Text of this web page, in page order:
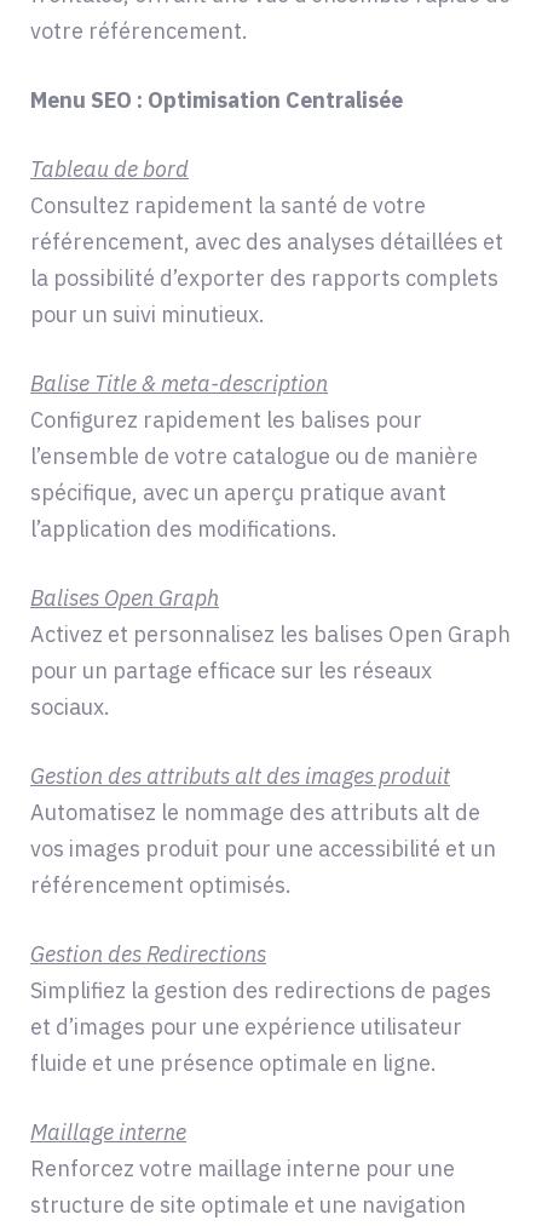
votre référencement.
Menu SEO : Optimisation Centralisée
Tableau de bord
Consultez rapidement la santé de votre
référencement, avec des analyses détaillées et
la possibilité d’exporter des rapports complets
pour un suivi minutieux.
Balise Title & meta-description
Configurez rapidement les balises pour
l’ensemble de votre catalogue ou de manière
spécifique, avec un aperçu pratique avant
l’application des modifications.
Balises Open Graph
Activez et personnalisez les balises Open Graph
pour un partage efficace sur les réseaux
sociaux.
Gestion des attributs alt des images produit
Automatisez le nommage des attributs alt de
vos images produit pour une accessibilité et un
référencement optimisés.
Gestion des Redirections
Simplifiez la gestion des redirections de pages
et d’images pour une expérience utilisateur
fluide et une présence optimale en ligne.
Maillage interne
Renforcez votre maillage interne pour une
structure de site optimale et une navigation